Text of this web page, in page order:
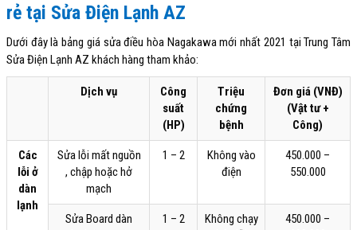
rẻ tại Sửa Điện Lạnh AZ
Dưới đây là bảng giá sửa điều hòa Nagakawa mới nhất 2021 tại Trung Tâm
Sửa Điện Lạnh AZ khách hàng tham khảo:
Dịch vụ
Công
suất
(HP)
Triệu
chứng
bệnh
Đơn giá (VNĐ)
(Vật tư +
Công)
Các
lỗi ở
dàn
lạnh
Sửa lỗi mất nguồn
, chập hoặc hở
mạch
1 – 2
Không vào
điện
450.000 –
550.000
Sửa Board dàn
1 – 2
Không chạy
450.000 –